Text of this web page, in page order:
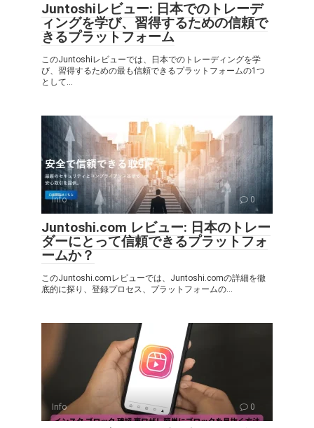
Juntoshiレビュー: 日本でのトレーデ
ィングを学び、習得するための信頼で
きるプラットフォーム
このJuntoshiレビューでは、日本でのトレーディングを学
び、習得するための最も信頼できるプラットフォームの1つ
として...
Info 0
Juntoshi.com レビュー: 日本のトレー
ダーにとって信頼できるプラットフォ
ームか？
このJuntoshi.comレビューでは、Juntoshi.comの詳細を徹
底的に探り、登録プロセス、プラットフォームの...
Info 0